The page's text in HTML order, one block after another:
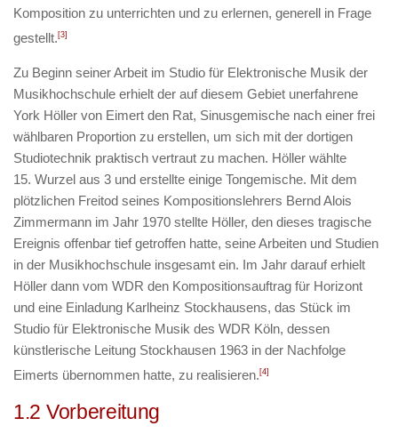
Komposition zu unterrichten und zu erlernen, generell in Frage
gestellt. [3]
Zu Beginn seiner Arbeit im Studio für Elektronische Musik der
Musikhochschule erhielt der auf diesem Gebiet unerfahrene
York Höller von Eimert den Rat, Sinusgemische nach einer frei
wählbaren Proportion zu erstellen, um sich mit der dortigen
Studiotechnik praktisch vertraut zu machen. Höller wählte
15. Wurzel aus 3 und erstellte einige Tongemische. Mit dem
plötzlichen Freitod seines Kompositionslehrers Bernd Alois
Zimmermann im Jahr 1970 stellte Höller, den dieses tragische
Ereignis offenbar tief getroffen hatte, seine Arbeiten und Studien
in der Musikhochschule insgesamt ein. Im Jahr darauf erhielt
Höller dann vom WDR den Kompositionsauftrag für Horizont
und eine Einladung Karlheinz Stockhausens, das Stück im
Studio für Elektronische Musik des WDR Köln, dessen
künstlerische Leitung Stockhausen 1963 in der Nachfolge
Eimerts übernommen hatte, zu realisieren. [4]
1.2 Vorbereitung